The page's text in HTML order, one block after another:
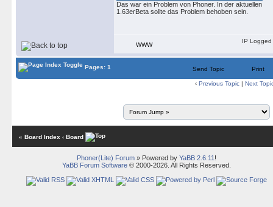
Das war ein Problem von Phoner. In der aktuellen
1.63erBeta sollte das Problem behoben sein.
WWW
IP Logged
Pages: 1 Send Topic Print
‹ Previous Topic | Next
« Board Index ‹ Board
Phoner(Lite) Forum» Powered by YaBB 2.6.11 !
YaBB Forum Software© 2000-2026. All Rights Reserved.